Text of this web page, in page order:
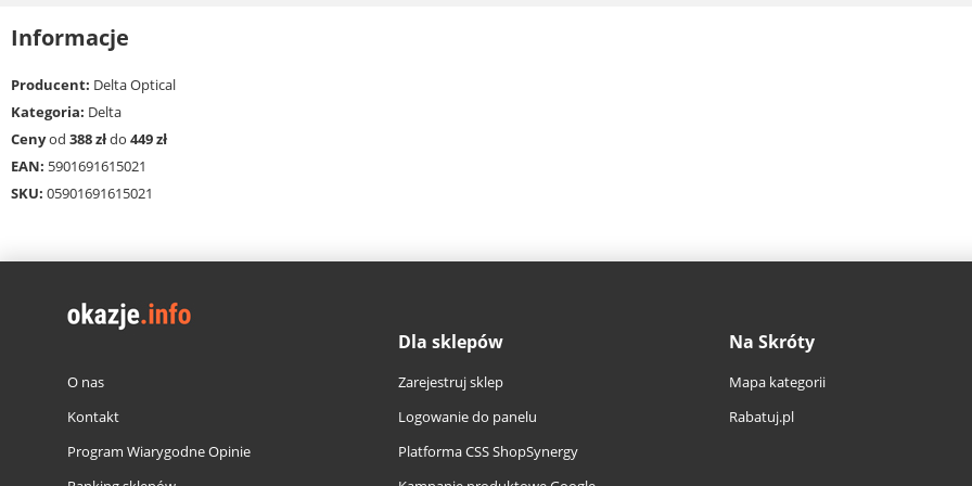
Informacje
Producent: Delta Optical
Kategoria: Delta
Cenyod 388 złdo 449 zł
EAN: 5901691615021
SKU: 05901691615021
O nas
Kontakt
Program Wiarygodne Opinie
Dla sklepów
Zarejestruj sklep
Logowanie do panelu
Platforma CSS ShopSynergy
Na Skróty
Mapa kategorii
Rabatuj.pl